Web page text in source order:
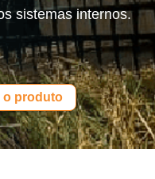
sistemas internos.
o produto